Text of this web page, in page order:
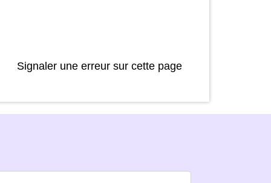
Signaler une erreur sur cette page